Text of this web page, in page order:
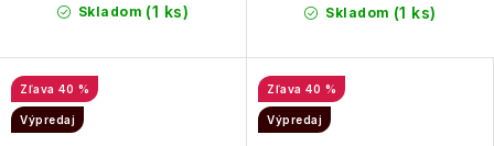
Skladom (1 ks) Skladom (1 ks)
40 %
Výpredaj
40 %
Výpredaj